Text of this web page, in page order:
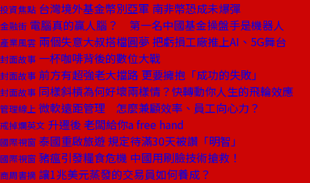
投資焦點 台灣境外基金幣別亞軍 南非幣恐成未爆彈
金融街 電腦真的贏人腦？ 第一名中國基金操盤手是機器人
產業風雲 兩個失意大叔搭檔圓夢 把虧損工廠推上AI、5G舞台
封面故事 一杯咖啡背後的數位大戰
封面故事 前方有超強老大擋路 更要擁抱「成功的失敗」
封面故事 同樣斜槓為何好壞兩樣情？快轉動你人生的飛輪效應
管理線上 微軟遠距管理 怎麼兼顧效率、員工向心力？
戒掉爛英文 升遷後 老闆給你a free hand
國際視窗 泰國重啟旅遊 規定待滿30天被讚「明智」
國際視窗 豬瘟引發糧食危機 中國用刷臉技術搶救！
商周書摘 讓1兆美元蒸發的交易員如何養成？